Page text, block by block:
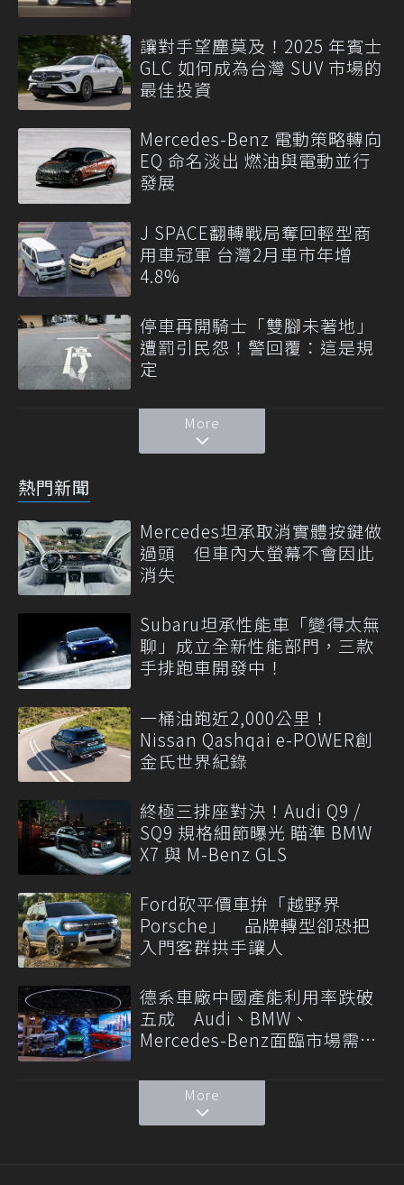
讓對手望塵莫及！2025 年賓士
GLC 如何成為台灣 SUV 市場的
最佳投資
Mercedes-Benz 電動策略轉向
EQ 命名淡出 燃油與電動並行
發展
J SPACE翻轉戰局奪回輕型商
用車冠軍 台灣2月車市年增
4.8%
停車再開騎士「雙腳未著地」
遭罰引民怨！警回覆：這是規
定
More
熱門新聞
Mercedes坦承取消實體按鍵做
過頭 但車內大螢幕不會因此
消失
Subaru坦承性能車「變得太無
聊」成立全新性能部門，三款
手排跑車開發中！
一桶油跑近2,000公里！
Nissan Qashqai e-POWER創
金氏世界紀錄
終極三排座對決！Audi Q9 /
SQ9 規格細節曝光 瞄準 BMW
X7 與 M-Benz GLS
Ford砍平價車拚「越野界
Porsche」 品牌轉型卻恐把
入門客群拱手讓人
德系車廠中國產能利用率跌破
五成 Audi、BMW、
Mercedes-Benz面臨市場需求
More